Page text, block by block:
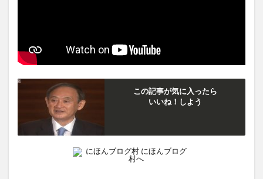
この記事が気に入ったら
いいね！しよう